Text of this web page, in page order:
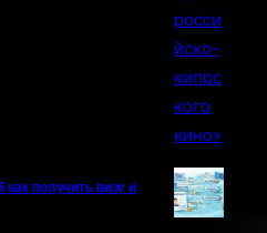
как получить визу и